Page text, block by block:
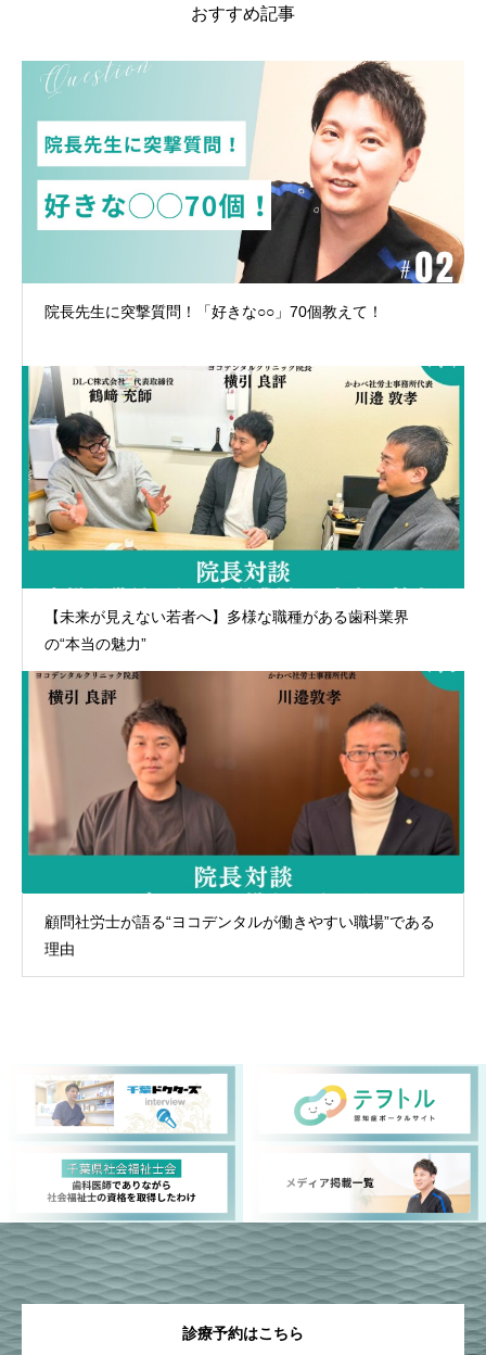
おすすめ記事
院長先生に突撃質問！「好きな○○」70個教えて！
【未来が見えない若者へ】多様な職種がある歯科業界
の“本当の魅力”
顧問社労士が語る“ヨコデンタルが働きやすい職場”である
理由
診療予約はこちら